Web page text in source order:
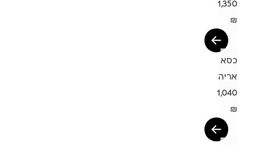
1,350
₪
כסא
אריה
1,040
₪